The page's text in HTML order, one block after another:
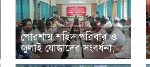
পোরশায় শহিদ পরিবার ও
জুলাই যোদ্ধাদের সংবর্ধনা;